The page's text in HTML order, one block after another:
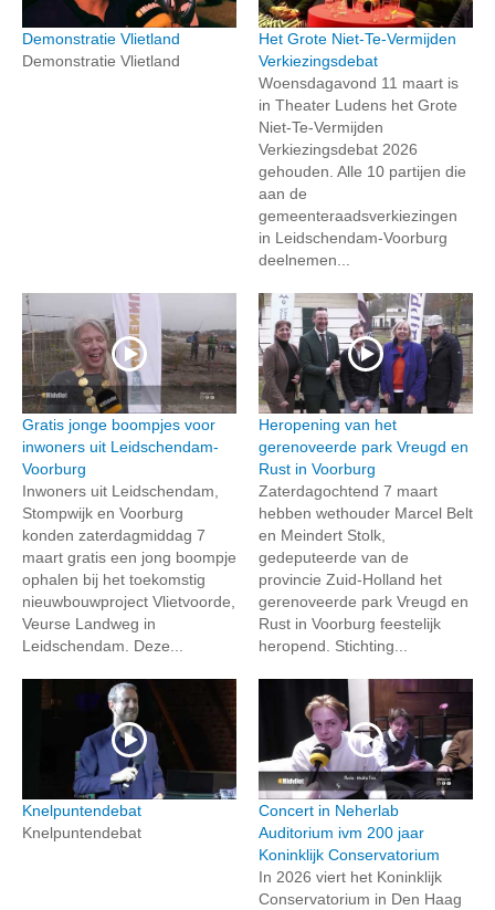
Demonstratie Vlietland
Demonstratie Vlietland
Het Grote Niet-Te-Vermijden
Verkiezingsdebat
Woensdagavond 11 maart is
in Theater Ludens het Grote
Niet-Te-Vermijden
Verkiezingsdebat 2026
gehouden. Alle 10 partijen die
aan de
gemeenteraadsverkiezingen
in Leidschendam-Voorburg
deelnemen...
Gratis jonge boompjes voor
inwoners uit Leidschendam-
Voorburg
Inwoners uit Leidschendam,
Stompwijk en Voorburg
konden zaterdagmiddag 7
maart gratis een jong boompje
ophalen bij het toekomstig
nieuwbouwproject Vlietvoorde,
Veurse Landweg in
Leidschendam. Deze...
Heropening van het
gerenoveerde park Vreugd en
Rust in Voorburg
Zaterdagochtend 7 maart
hebben wethouder Marcel Belt
en Meindert Stolk,
gedeputeerde van de
provincie Zuid-Holland het
gerenoveerde park Vreugd en
Rust in Voorburg feestelijk
heropend. Stichting...
Knelpuntendebat
Knelpuntendebat
Concert in Neherlab
Auditorium ivm 200 jaar
Koninklijk Conservatorium
In 2026 viert het Koninklijk
Conservatorium in Den Haag